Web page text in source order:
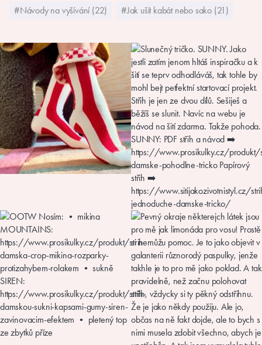
#Návody na vyšívání (22)
#Jak ušít kabát nebo sako (21)